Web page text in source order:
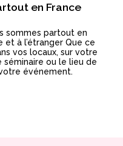
en France
sommes partout en
et à l’étranger Que ce
vos locaux, sur votre
séminaire ou le lieu de
événement.